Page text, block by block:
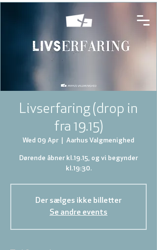
Livserfaring (drop in
fra 19.15)
Wed 09 Apr Aarhus Valgmenighed
Dørende åbner kl.19.15, og vi begynder
kl.19:30.
Der sælges ikke billetter
Se andre events